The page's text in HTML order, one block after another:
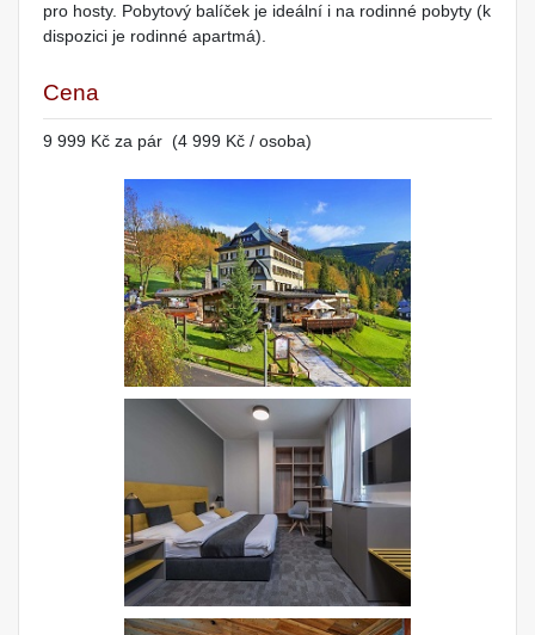
pro hosty. Pobytový balíček je ideální i na rodinné pobyty (k
dispozici je rodinné apartmá).
Cena
9 999 Kč za pár (4 999 Kč / osoba)